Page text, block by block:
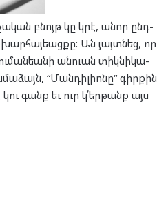
բնոյթ կը կրէ, անոր ընդ­
Ան յայտ­նեց, որ
ան­ուան տիկ­նի­կա­
“Ման­դիլի­ո­նը“ գիր­քին
գանք եւ ուր կ՛եր­թանք այս